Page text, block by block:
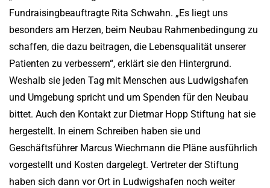
Fundraisingbeauftragte Rita Schwahn. „Es liegt uns
besonders am Herzen, beim Neubau Rahmenbedingung zu
schaffen, die dazu beitragen, die Lebensqualität unserer
Patienten zu verbessern“, erklärt sie den Hintergrund.
Weshalb sie jeden Tag mit Menschen aus Ludwigshafen
und Umgebung spricht und um Spenden für den Neubau
bittet. Auch den Kontakt zur Dietmar Hopp Stiftung hat sie
hergestellt. In einem Schreiben haben sie und
Geschäftsführer Marcus Wiechmann die Pläne ausführlich
vorgestellt und Kosten dargelegt. Vertreter der Stiftung
haben sich dann vor Ort in Ludwigshafen noch weiter